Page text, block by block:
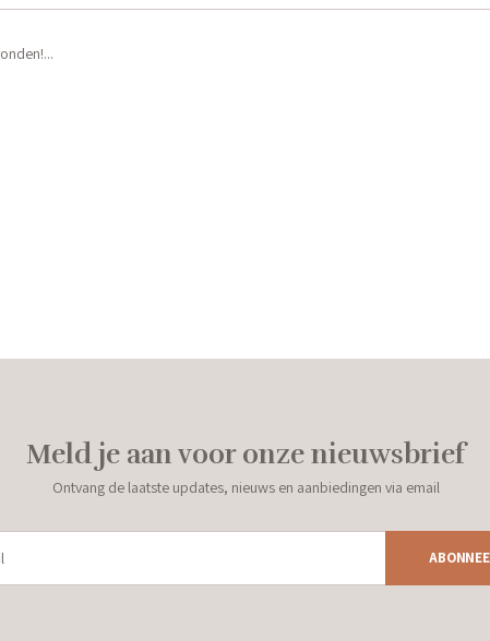
Meld je aan voor onze nieuwsbrief
Ontvang de laatste updates, nieuws en aanbiedingen via email